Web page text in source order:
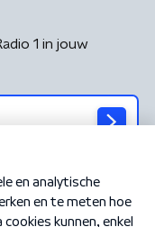
1 in jouw